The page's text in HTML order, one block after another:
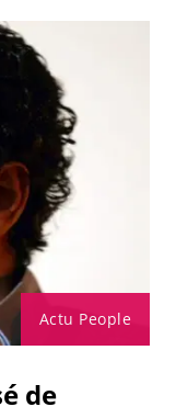
? La période
propices aux
Actu People
de